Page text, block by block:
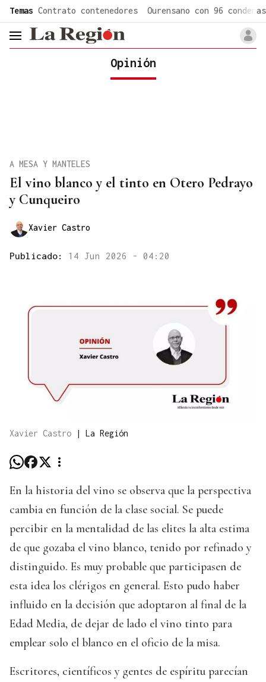
Temas Contrato contenedores Ourensano con 96 condenas
header.menu.open
Opinión
El vino blanco y el tinto en Otero Pedrayo
y Cunqueiro
A MESA Y MANTELES
Xavier Castro
Publicado: 14 Jun 2026 - 04:20
Xavier Castro | La Región
En la historia del vino se observa que la perspectiva
cambia en función de la clase social. Se puede
percibir en la mentalidad de las elites la alta estima
de que gozaba el vino blanco, tenido por refinado y
distinguido. Es muy probable que participasen de
esta idea los clérigos en general. Esto pudo haber
influido en la decisión que adoptaron al final de la
Edad Media, de dejar de lado el vino tinto para
emplear solo el blanco en el oficio de la misa.
Escritores, científicos y gentes de espíritu parecían